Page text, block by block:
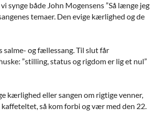
synge både John Mogensens ”Så længe jeg
temaer. Den evige kærlighed og de
salme- og fællessang. Til slut får
”stilling, status og rigdom er lig et nul”
kærlighed eller sangen om rigtige venner,
så kom forbi og vær med den 22.